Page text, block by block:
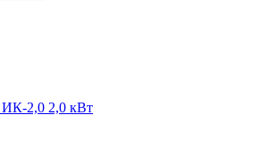
ИК-2,0 2,0 кВт